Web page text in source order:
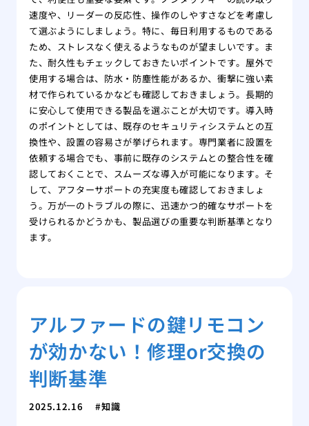
速度や、リーダーの反応性、操作のしやすさなどを考慮し
て選ぶようにしましょう。特に、毎日利用するものである
ため、ストレスなく使えるようなものが望ましいです。ま
た、耐久性もチェックしておきたいポイントです。屋外で
使用する場合は、防水・防塵性能があるか、衝撃に強い素
材で作られているかなども確認しておきましょう。長期的
に安心して使用できる製品を選ぶことが大切です。導入時
のポイントとしては、既存のセキュリティシステムとの互
換性や、設置の容易さが挙げられます。専門業者に設置を
依頼する場合でも、事前に既存のシステムとの整合性を確
認しておくことで、スムーズな導入が可能になります。そ
して、アフターサポートの充実度も確認しておきましょ
う。万が一のトラブルの際に、迅速かつ的確なサポートを
受けられるかどうかも、製品選びの重要な判断基準となり
ます。
アルファードの鍵リモコン
が効かない！修理or交換の
判断基準
2025.12.16 知識